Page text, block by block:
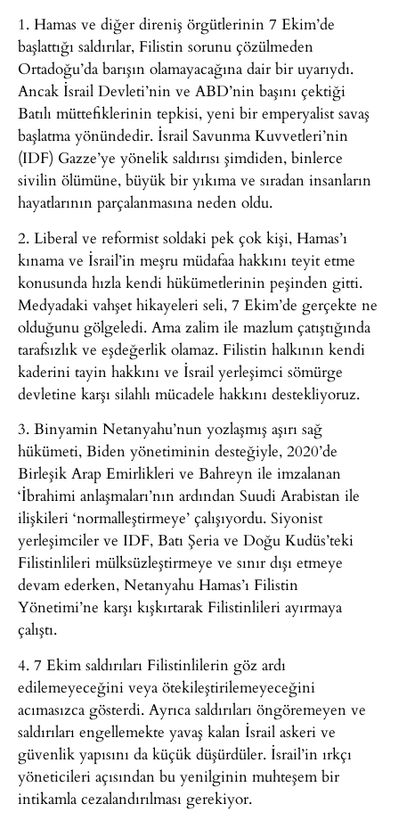
1. Hamas ve diğer direniş örgütlerinin 7 Ekim’de
başlattığı saldırılar, Filistin sorunu çözülmeden
Ortadoğu’da barışın olamayacağına dair bir uyarıydı.
Ancak İsrail Devleti’nin ve ABD’nin başını çektiği
Batılı müttefiklerinin tepkisi, yeni bir emperyalist savaş
başlatma yönündedir. İsrail Savunma Kuvvetleri’nin
(IDF) Gazze’ye yönelik saldırısı şimdiden, binlerce
sivilin ölümüne, büyük bir yıkıma ve sıradan insanların
hayatlarının parçalanmasına neden oldu.
2. Liberal ve reformist soldaki pek çok kişi, Hamas’ı
kınama ve İsrail’in meşru müdafaa hakkını teyit etme
konusunda hızla kendi hükümetlerinin peşinden gitti.
Medyadaki vahşet hikayeleri seli, 7 Ekim’de gerçekte ne
olduğunu gölgeledi. Ama zalim ile mazlum çatıştığında
tarafsızlık ve eşdeğerlik olamaz. Filistin halkının kendi
kaderini tayin hakkını ve İsrail yerleşimci sömürge
devletine karşı silahlı mücadele hakkını destekliyoruz.
3. Binyamin Netanyahu’nun yozlaşmış aşırı sağ
hükümeti, Biden yönetiminin desteğiyle, 2020’de
Birleşik Arap Emirlikleri ve Bahreyn ile imzalanan
‘İbrahimi anlaşmaları’nın ardından Suudi Arabistan ile
ilişkileri ‘normalleştirmeye’ çalışıyordu. Siyonist
yerleşimciler ve IDF, Batı Şeria ve Doğu Kudüs’teki
Filistinlileri mülksüzleştirmeye ve sınır dışı etmeye
devam ederken, Netanyahu Hamas’ı Filistin
Yönetimi’ne karşı kışkırtarak Filistinlileri ayırmaya
çalıştı.
4. 7 Ekim saldırıları Filistinlilerin göz ardı
edilemeyeceğini veya ötekileştirilemeyeceğini
acımasızca gösterdi. Ayrıca saldırıları öngöremeyen ve
saldırıları engellemekte yavaş kalan İsrail askeri ve
güvenlik yapısını da küçük düşürdüler. İsrail’in ırkçı
yöneticileri açısından bu yenilginin muhteşem bir
intikamla cezalandırılması gerekiyor.